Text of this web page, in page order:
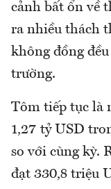
cảnh bất ổn về
ra nhiều thách
không đồng
trường.
Tôm tiếp tục là
1,27 tỷ USD
so với cùng kỳ.
đạt 330,8 triệu